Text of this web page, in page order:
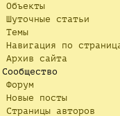
Объекты
Шуточные статьи
Темы
Навигация по
Архив сайта
Сообщество
Форум
Новые посты
Страницы авторов
Начало записи:
Знаете... когда я
нравилось
ночь, когда шёл
что ты в итоге
слишком долго.